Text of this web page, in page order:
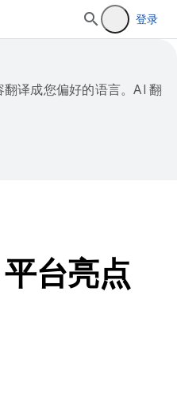
登录
译成您偏好的语言。AI 翻
台亮点